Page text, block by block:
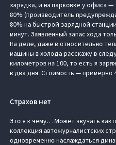
зарядка, и на парковке у офиса
80% (производитель
80% на быстрой зарядной
минут. Заявленный запас хода
На деле, даже в относительно
машины в холода расскажу в
километров на 100, то есть я
в два дня. Стоимость — примерно
Страхов нет
Это я к чему… Может звучать как
коллекция автожурналистских
одновременно наслаждаться